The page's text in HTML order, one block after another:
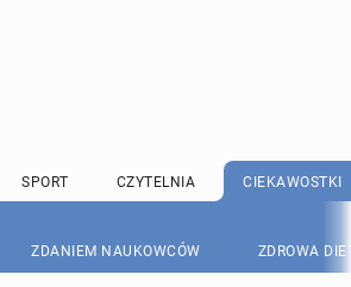
SPORT CZYTELNIA CIEKAWOSTKI
ZDANIEM NAUKOWCÓW ZDROWA